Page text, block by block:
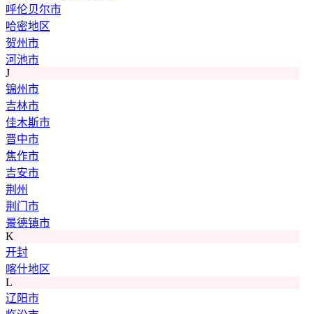
呼伦贝尔市
哈密地区
贺州市
河池市
J
锦州市
吉林市
佳木斯市
晋中市
焦作市
吉安市
荆州
荆门市
景德镇市
K
开封
喀什地区
L
辽阳市